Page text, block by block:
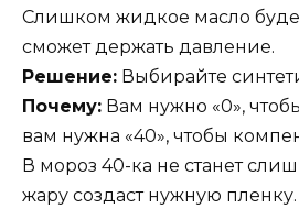
Слишком жидкое масло
сможет держать давление.
Решение: Выбирайте
Почему: Вам нужно «0»,
вам нужна «40», чтобы
В мороз 40-ка не станет
жару создаст нужную